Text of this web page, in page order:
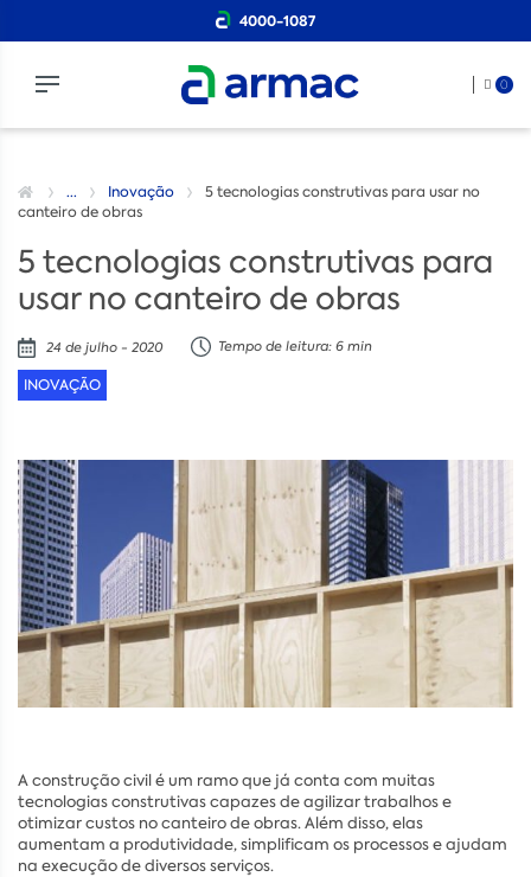
4000-1087
0
... Inovação
5 tecnologias construtivas para usar no
canteiro de obras
5 tecnologias construtivas para
usar no canteiro de obras
24 de julho - 2020 Tempo de leitura: 6 min
INOVAÇÃO
A construção civil é um ramo que já conta com muitas
tecnologias construtivas capazes de agilizar trabalhos e
otimizar custos no canteiro de obras. Além disso, elas
aumentam a produtividade, simplificam os processos e ajudam
na execução de diversos serviços.